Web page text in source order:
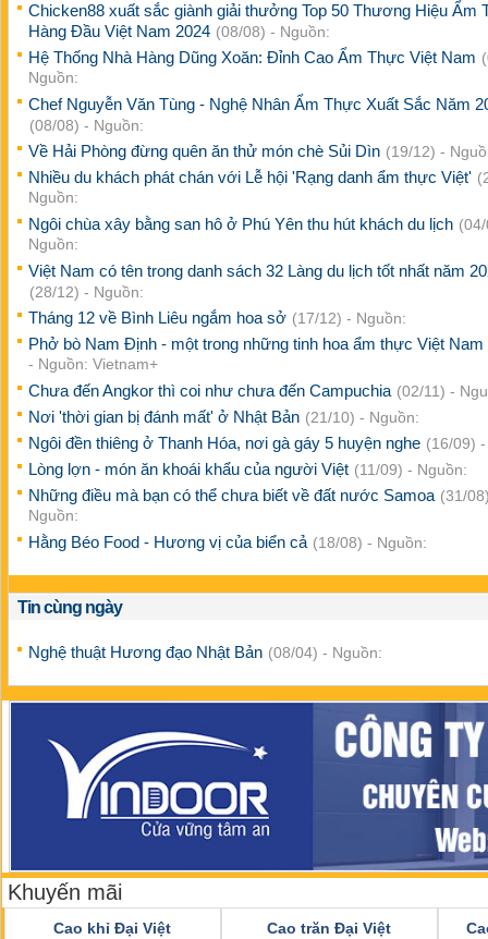
Chicken88 xuất sắc giành giải thưởng Top 50 Thương Hiệu Ẩm
Hàng Đầu Việt Nam 2024 (08/08) - Nguồn:
Hệ Thống Nhà Hàng Dũng Xoăn: Đỉnh Cao Ẩm Thực Việt Nam
Nguồn:
Chef Nguyễn Văn Tùng - Nghệ Nhân Ẩm Thực Xuất Sắc Năm
(08/08) - Nguồn:
Về Hải Phòng đừng quên ăn thử món chè Sủi Dìn (19/12) -
Nhiều du khách phát chán với Lễ hội 'Rạng danh ẩm thực Việt'
Nguồn:
Ngôi chùa xây bằng san hô ở Phú Yên thu hút khách du lịch
Nguồn:
Việt Nam có tên trong danh sách 32 Làng du lịch tốt nhất năm
(28/12) - Nguồn:
Tháng 12 về Bình Liêu ngắm hoa sở (17/12) - Nguồn:
Phở bò Nam Định - một trong những tinh hoa ẩm thực Việt Nam
- Nguồn: Vietnam+
Chưa đến Angkor thì coi như chưa đến Campuchia (02/11) -
Nơi 'thời gian bị đánh mất' ở Nhật Bản (21/10) - Nguồn:
Ngôi đền thiêng ở Thanh Hóa, nơi gà gáy 5 huyện nghe (16/09)
Lòng lợn - món ăn khoái khẩu của người Việt (11/09) - Nguồn:
Những điều mà bạn có thể chưa biết về đất nước Samoa (31/
Nguồn:
Hằng Béo Food - Hương vị của biển cả (18/08) - Nguồn:
Tin cùng ngày
Nghệ thuật Hương đạo Nhật Bản (08/04) - Nguồn:
Khuyến mãi
Cao khỉ Đại Việt Cao trăn Đại Việt